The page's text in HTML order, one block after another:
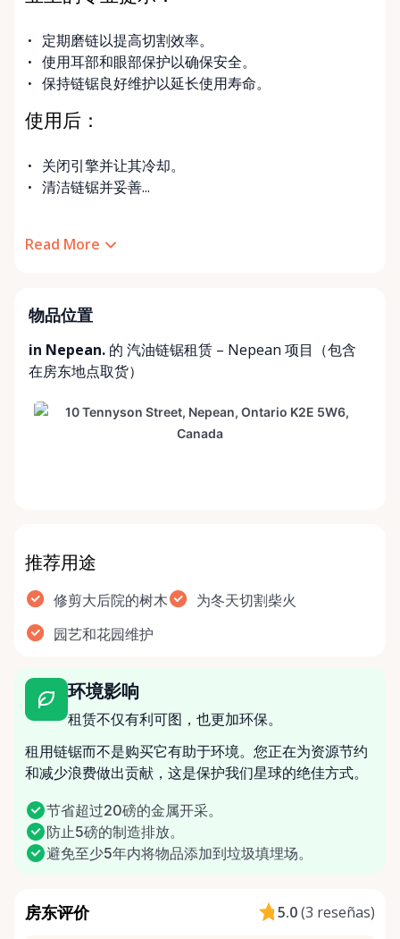
定期磨链以提高切割效率。
使用耳部和眼部保护以确保安全。
保持链锯良好维护以延长使用寿命。
使用后：
关闭引擎并让其冷却。
清洁链锯并妥善...
Read More
物品位置
in Nepean. 的 汽油链锯租赁 – Nepean 项目（包含
在房东地点取货）
推荐用途
修剪大后院的树木
为冬天切割柴火
园艺和花园维护
环境影响
租赁不仅有利可图，也更加环保。
租用链锯而不是购买它有助于环境。您正在为资源节约
和减少浪费做出贡献，这是保护我们星球的绝佳方式。
节省超过20磅的金属开采。
防止5磅的制造排放。
避免至少5年内将物品添加到垃圾填埋场。
房东评价 5.0(3 reseñas)